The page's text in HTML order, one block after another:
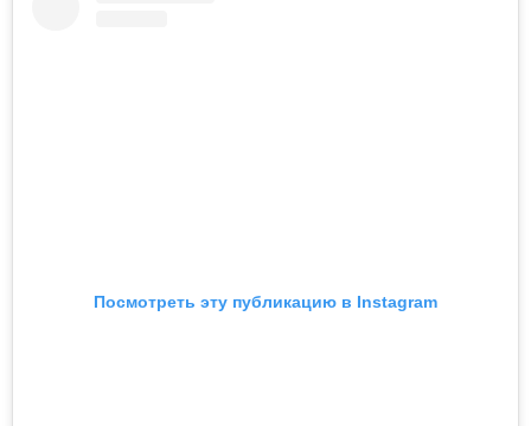
Посмотреть эту публикацию в Instagram